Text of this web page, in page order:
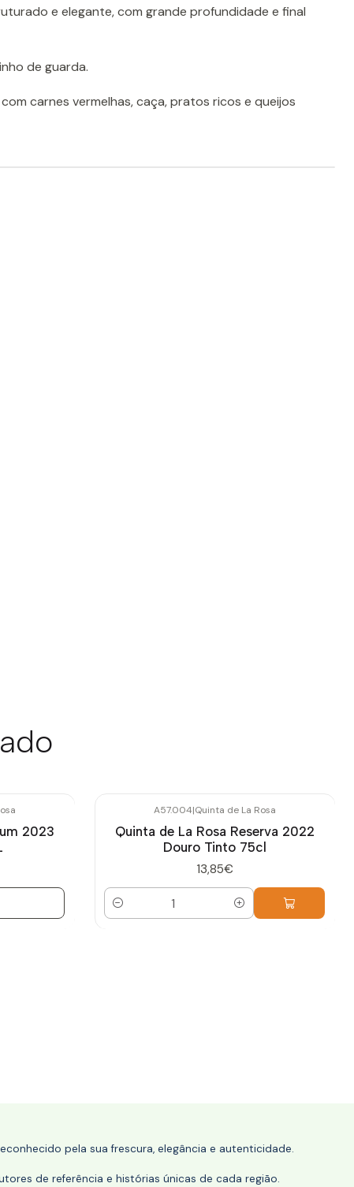
e elegante, com grande profundidade e final
de guarda.
com carnes vermelhas, caça, pratos ricos e queijos
2023
A57.004|Quinta de La Rosa
Quinta de La Rosa Reserva 2022
Douro Tinto 75cl
13,85€
Quantidade
pela sua frescura, elegância e autenticidade.
de referência e histórias únicas de cada região.